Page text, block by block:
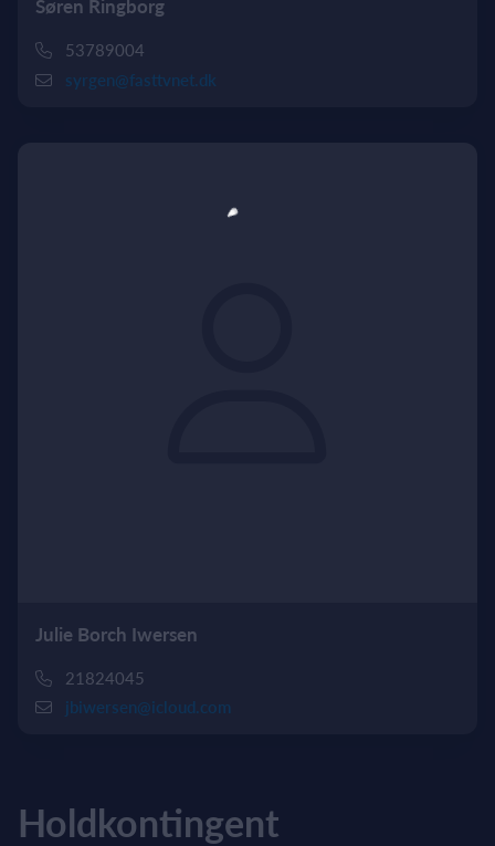
Søren Ringborg
53789004
syrgen@fasttvnet.dk
Julie Borch Iwersen
21824045
jbiwersen@icloud.com
Holdkontingent